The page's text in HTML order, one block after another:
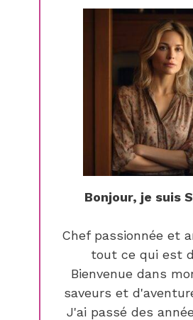
Bonjour, je suis
Chef passionnée et
tout ce qui est
Bienvenue dans
saveurs et
J'ai passé des